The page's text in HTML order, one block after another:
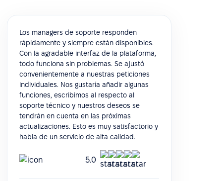
Los managers de soporte responden
rápidamente y siempre están disponibles.
Con la agradable interfaz de la plataforma,
todo funciona sin problemas. Se ajustó
convenientemente a nuestras peticiones
individuales. Nos gustaría añadir algunas
funciones, escribimos al respecto al
soporte técnico y nuestros deseos se
tendrán en cuenta en las próximas
actualizaciones. Esto es muy satisfactorio y
habla de un servicio de alta calidad.
5.0